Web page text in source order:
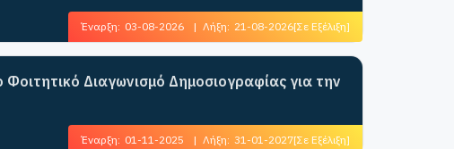
Έναρξη: 03-08-2026 | Λήξη: 21-08-2026[Σε Εξέλιξη]
Διαγωνισμό Δημοσιογραφίας για την
Έναρξη: 01-11-2025 | Λήξη: 31-01-2027[Σε Εξέλιξη]